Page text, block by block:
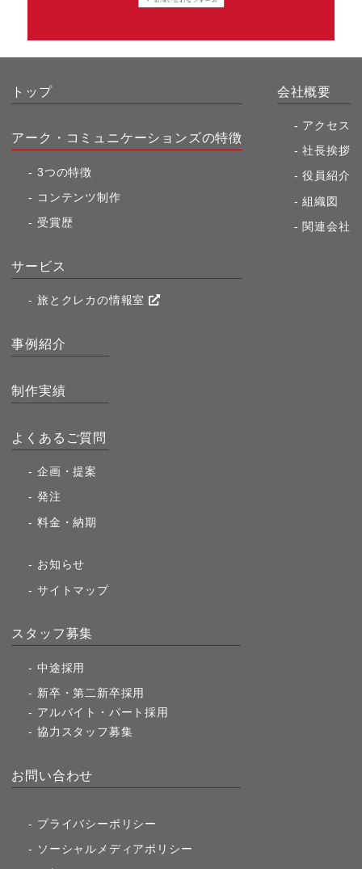
トップ
アーク・コミュニケーションズの特徴
3つの特徴
コンテンツ制作
受賞歴
サービス
旅とクレカの情報室
会社概要
アクセス
社長挨拶
役員紹介
組織図
関連会社
事例紹介
制作実績
よくあるご質問
企画・提案
発注
料金・納期
お知らせ
サイトマップ
スタッフ募集
中途採用
新卒・第二新卒採用
アルバイト・パート採用
協力スタッフ募集
お問い合わせ
プライバシーポリシー
ソーシャルメディアポリシー